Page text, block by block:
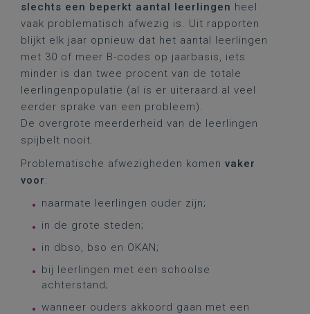
slechts een beperkt aantal leerlingen heel
vaak problematisch afwezig is. Uit rapporten
blijkt elk jaar opnieuw dat het aantal leerlingen
met 30 of meer B-codes op jaarbasis, iets
minder is dan twee procent van de totale
leerlingenpopulatie (al is er uiteraard al veel
eerder sprake van een probleem).
De overgrote meerderheid van de leerlingen
spijbelt nooit.
Problematische afwezigheden komen vaker
voor:
naarmate leerlingen ouder zijn;
in de grote steden;
in dbso, bso en OKAN;
bij leerlingen met een schoolse
achterstand;
wanneer ouders akkoord gaan met een